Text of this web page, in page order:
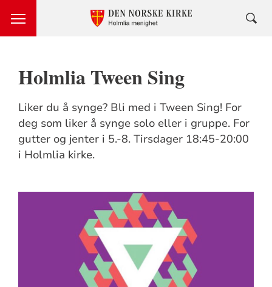
Holmlia Tween Sing
Liker du å synge? Bli med i Tween Sing! For
deg som liker å synge solo eller i gruppe. For
gutter og jenter i 5.-8. Tirsdager 18:45-20:00
i Holmlia kirke.